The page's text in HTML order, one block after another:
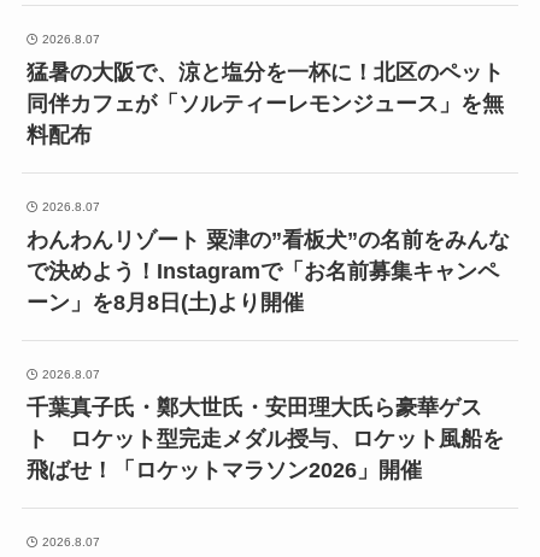
2026.8.07
猛暑の大阪で、涼と塩分を一杯に！北区のペット
同伴カフェが「ソルティーレモンジュース」を無
料配布
2026.8.07
わんわんリゾート 粟津の”看板犬”の名前をみんな
で決めよう！Instagramで「お名前募集キャンペ
ーン」を8月8日(土)より開催
2026.8.07
千葉真子氏・鄭大世氏・安田理大氏ら豪華ゲス
ト ロケット型完走メダル授与、ロケット風船を
飛ばせ！「ロケットマラソン2026」開催
2026.8.07